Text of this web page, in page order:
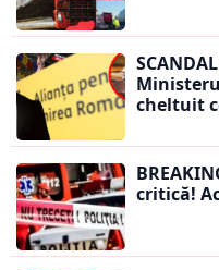
cheltuit
critică!